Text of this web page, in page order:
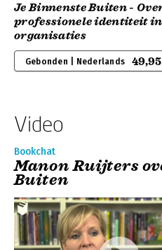
Je Binnenste Buiten -
professionele identiteit in
organisaties
Gebonden | Nederlands 49,95
Video
Bookchat
Manon Ruijters
Buiten